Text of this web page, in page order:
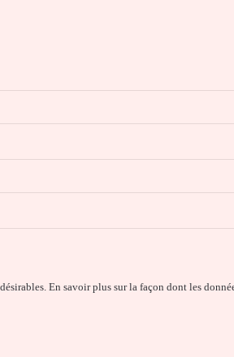
En savoir plus sur la façon dont les